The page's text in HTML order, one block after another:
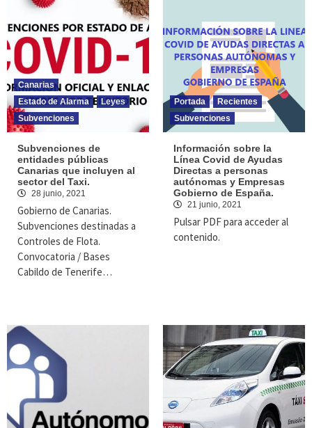
Canarias
Estado de Alarma
Leyes
Subvenciones
Subvenciones de
entidades públicas
Canarias que incluyen al
sector del Taxi.
28 junio, 2021
Gobierno de Canarias.
Subvenciones destinadas a
Controles de Flota.
Convocatoria / Bases
Cabildo de Tenerife…
Portada
Recientes
Subvenciones
Información sobre la
Línea Covid de Ayudas
Directas a personas
autónomas y Empresas
Gobierno de España.
21 junio, 2021
Pulsar PDF para acceder al
contenido.